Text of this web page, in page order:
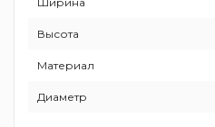
Высота
Материал
Диаметр